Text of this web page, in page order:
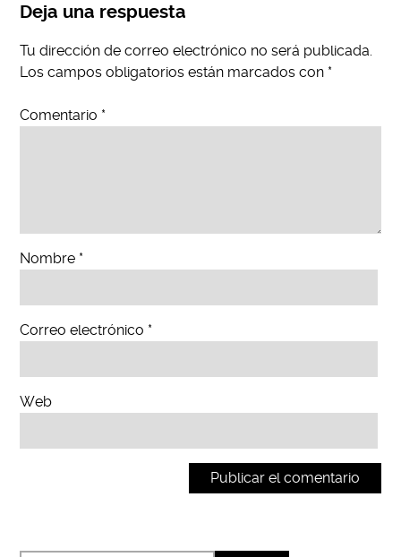
Deja una respuesta
Tu dirección de correo electrónico no será publicada.
Los campos obligatorios están marcados con *
Comentario *
Nombre *
Correo electrónico *
Web